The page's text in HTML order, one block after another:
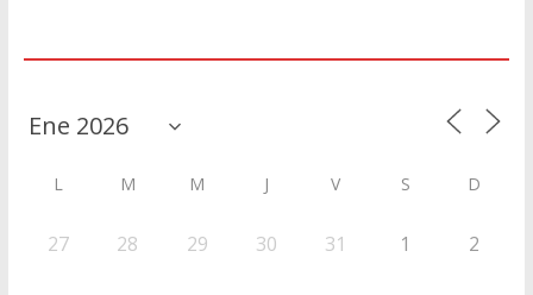
L M M J V S D
27 28 29 30 31 1 2